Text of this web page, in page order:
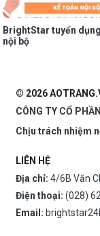
BrightStar tuyển
nội bộ
© 2026
CÔNG TY CỔ
Chịu trách nhiệm
LIÊN HỆ
Địa chỉ: 4/6B Văn
Điện thoại: (028)
Email: